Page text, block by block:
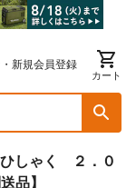
新規会員登録
カート
ひしゃく ２．０
品】